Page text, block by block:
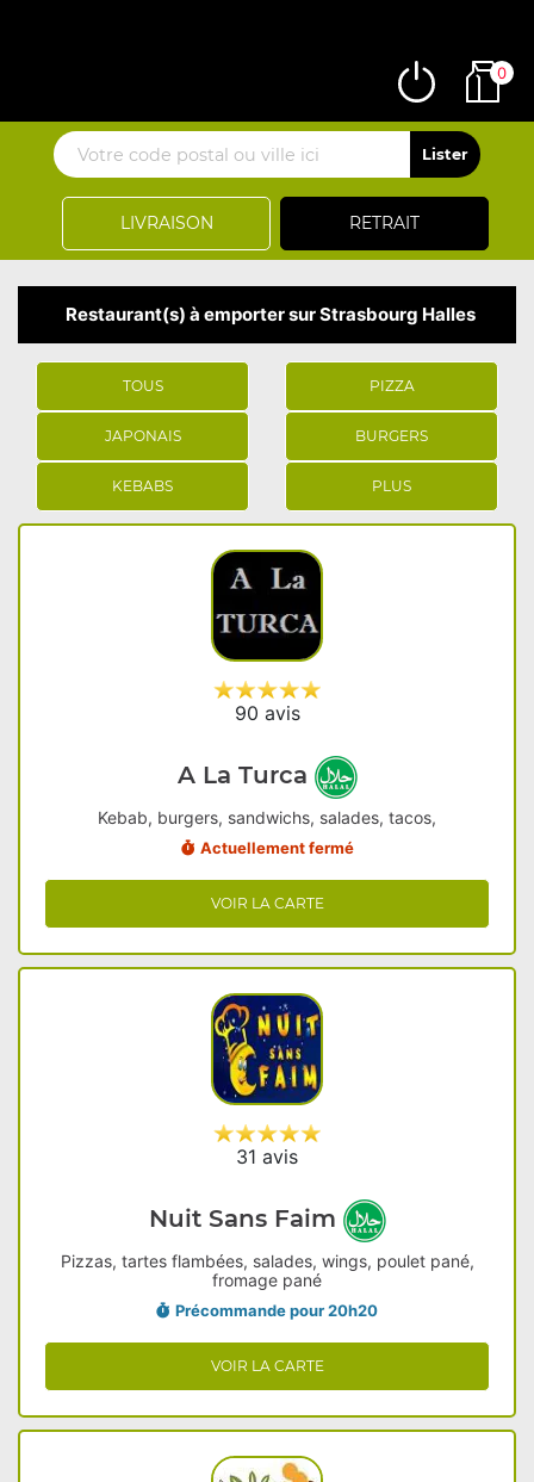
LIVRAISON RETRAIT
0
Restaurant(s) à emporter sur Strasbourg Halles
TOUS PIZZA
JAPONAIS BURGERS
KEBABS PLUS
90 avis
A La Turca
Kebab, burgers, sandwichs, salades, tacos,
Actuellement fermé
VOIR LA CARTE
31 avis
Nuit Sans Faim
Pizzas, tartes flambées, salades, wings, poulet pané,
fromage pané
Précommande pour 20h20
VOIR LA CARTE